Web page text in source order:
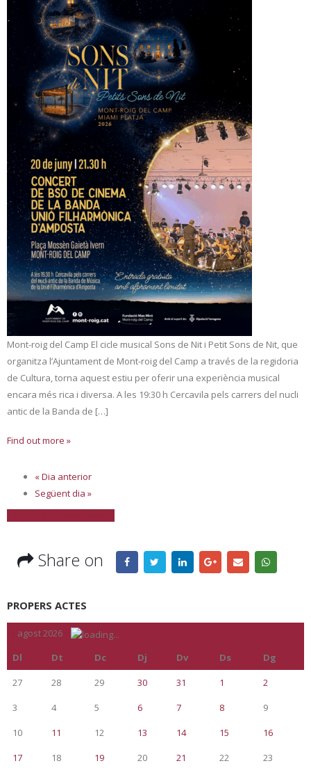
Mont-roig del Camp El cicle musical Sons de Nit i Petit Sons de Nit, que
organitza l’Ajuntament de Mont-roig del Camp a través de la regidoria
de Cultura, torna aquest estiu per oferir una experiència musical
encara més rica i diversa. A les 19:30 h Cercavila pels carrers del nucli
antic de la Banda de […]
Find out more »
«Dia anterior
Següent dia »
Share on
PROPERS ACTES
agost 2026
Dl
Dt Dc Dj Dv Ds
Dg
27
28 29 30 31 1
2
3
4 5 6 7 8
9
10
11 12 13 14 15
16
17
18 19 20 21 22 23